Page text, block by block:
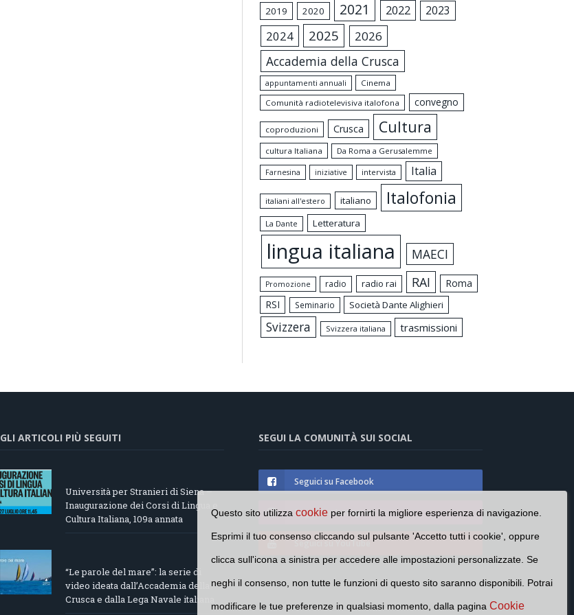
2019 2020 2021 2022 2023
2024 2025 2026
Accademia della Crusca
appuntamenti annuali
Cinema
Comunità radiotelevisiva italofona
convegno
coproduzioni Crusca Cultura
cultura Italiana Da Roma a Gerusalemme
Farnesina iniziative intervista Italia
italiani all'estero italiano Italofonia
La Dante Letteratura
lingua italiana MAECI
Promozione radio radio rai RAI
Roma
RSI
Seminario Società Dante Alighieri
Svizzera Svizzera italiana trasmissioni
GLI ARTICOLI PIÙ SEGUITI
Università per Stranieri di Siena –
Inaugurazione dei Corsi di Lingua e
Cultura Italiana, 109a annata
“Le parole del mare”: la serie di
video ideata dall’Accademia della
Crusca e dalla Lega Navale italiana
SEGUI LA COMUNITÀ SUI SOCIAL
Seguici su Facebook
Seguici su Instagram
Seguici su YouTube
Questo sito utilizzacookie per fornirti la migliore esperienza di navigazione.
Esprimi il tuo consenso cliccando sul pulsante 'Accetto tutti i cookie', oppure
clicca sull'icona a sinistra per accedere alle impostazioni personalizzate. Se
neghi il consenso, non tutte le funzioni di questo sito saranno disponibili. Potrai
modificare le tue preferenze in qualsiasi momento, dalla pagina Cookie